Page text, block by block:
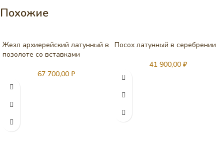
Похожие
Жезл архиерейский латунный в
позолоте со вставками
67 700,00 ₽
Посох латунный в серебрении
41 900,00 ₽